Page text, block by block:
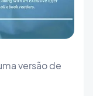
versão de